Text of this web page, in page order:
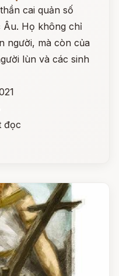
cai quản số
Âu. Họ không chỉ
người, mà còn của
lùn và các sinh
đọc